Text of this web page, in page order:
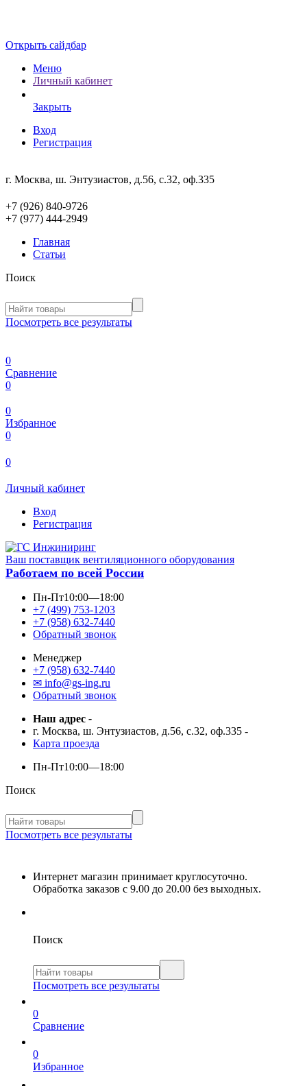
Открыть сайдбар
Меню
Личный кабинет
Закрыть
Вход
Регистрация
г. Москва, ш. Энтузиастов, д.56, с.32, оф.335
+7 (926) 840-9726
+7 (977) 444-2949
Главная
Статьи
Поиск
Посмотреть все результаты
0
Сравнение
0
0
Избранное
0
0
Личный кабинет
Вход
Регистрация
Ваш поставщик вентиляционного оборудования
Работаем по всей России
Пн-Пт10:00—18:00
+7 (499) 753-1203
+7 (958) 632-7440
Обратный звонок
Менеджер
+7 (958) 632-7440
✉ info@gs-ing.ru
Обратный звонок
Наш адрес -
г. Москва, ш. Энтузиастов, д.56, с.32, оф.335 -
Карта проезда
Пн-Пт10:00—18:00
Поиск
Посмотреть все результаты
Интернет магазин принимает круглосуточно.
Обработка заказов с 9.00 до 20.00 без выходных.
Поиск
Посмотреть все результаты
0
Сравнение
0
Избранное